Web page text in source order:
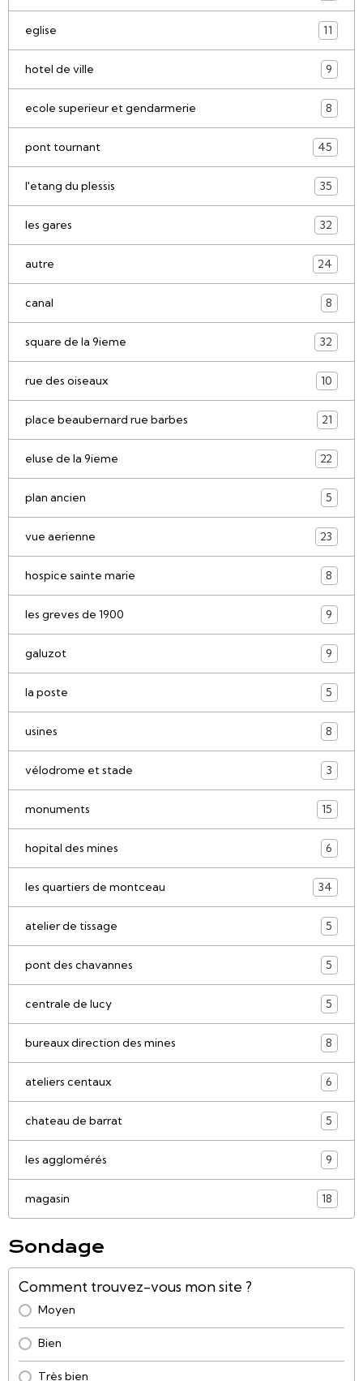
eglise 11
hotel de ville 9
ecole superieur et gendarmerie 8
pont tournant 45
l'etang du plessis 35
les gares 32
autre 24
canal 8
square de la 9ieme 32
rue des oiseaux 10
place beaubernard rue barbes 21
eluse de la 9ieme 22
plan ancien 5
vue aerienne 23
hospice sainte marie 8
les greves de 1900 9
galuzot 9
la poste 5
usines 8
vélodrome et stade 3
monuments 15
hopital des mines 6
les quartiers de montceau 34
atelier de tissage 5
pont des chavannes 5
centrale de lucy 5
bureaux direction des mines 8
ateliers centaux 6
chateau de barrat 5
les agglomérés 9
magasin 18
Sondage
Comment trouvez-vous mon site ?
Moyen
Bien
Très bien